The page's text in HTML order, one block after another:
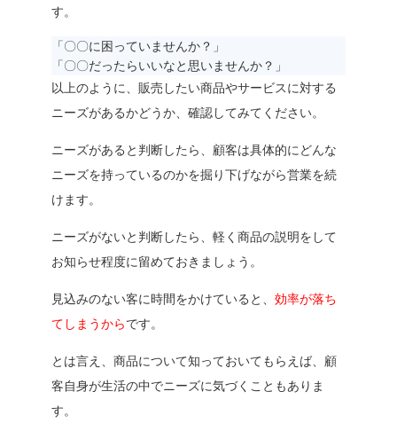
す。
「〇〇に困っていませんか？」
「〇〇だったらいいなと思いませんか？」
以上のように、販売したい商品やサービスに対する
ニーズがあるかどうか、確認してみてください。
ニーズがあると判断したら、顧客は具体的にどんな
ニーズを持っているのかを掘り下げながら営業を続
けます。
ニーズがないと判断したら、軽く商品の説明をして
お知らせ程度に留めておきましょう。
見込みのない客に時間をかけていると、効率が落ち
てしまうからです。
とは言え、商品について知っておいてもらえば、顧
客自身が生活の中でニーズに気づくこともありま
す。